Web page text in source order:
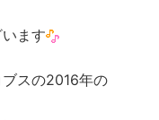
ます
スの2016年の